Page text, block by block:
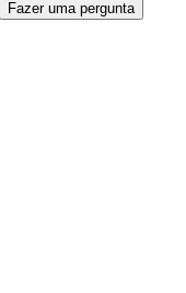
Fazer uma pergunta